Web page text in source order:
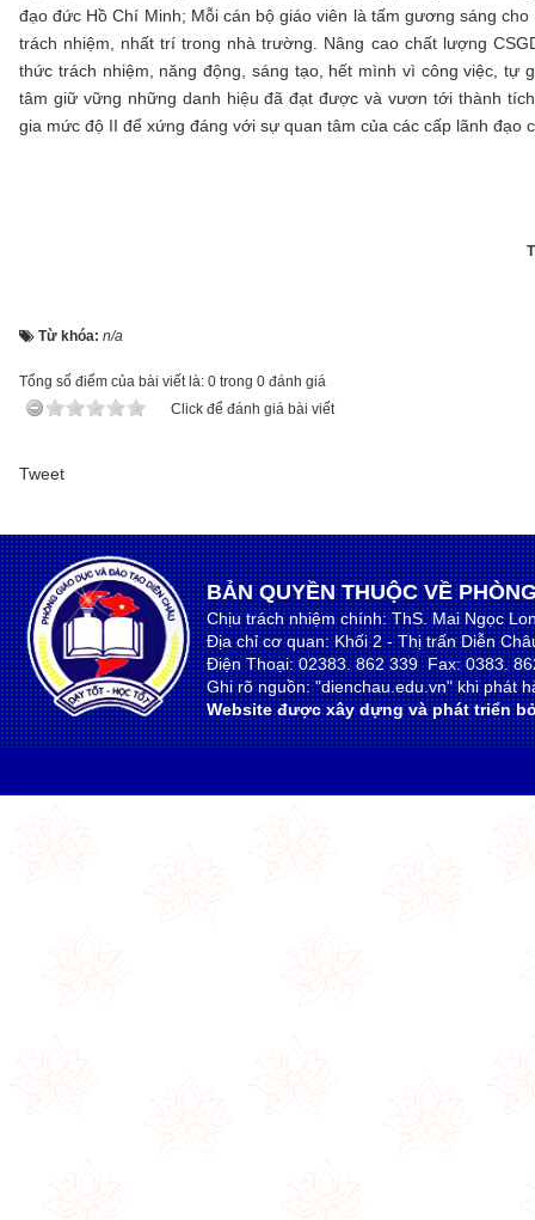
đạo đức Hồ Chí Minh; Mỗi cán bộ giáo viên là tấm gương sáng
trách nhiệm, nhất trí trong nhà trường. Nâng cao chất lượng
thức trách nhiệm, năng động, sáng tạo, hết mình vì công việc, tự
tâm giữ vững những danh hiệu đã đạt được và vươn tới thành
gia mức độ II để xứng đáng với sự quan tâm của các cấp lãnh
Từ khóa: n/a
Tổng số điểm của bài viết là: 0 trong 0 đánh giá
Click để đánh giá bài viết
Tweet
BẢN QUYỀN THUỘC VỀ
Chịu trách nhiệm chính: ThS. Mai Ngọc
Địa chỉ cơ quan: Khối 2 - Thị trấn Diễn
Điện Thoại: 02383. 862 339 Fax: 0383.
Ghi rõ nguồn: "dienchau.edu.vn" khi phát
Website được xây dựng và phát triển